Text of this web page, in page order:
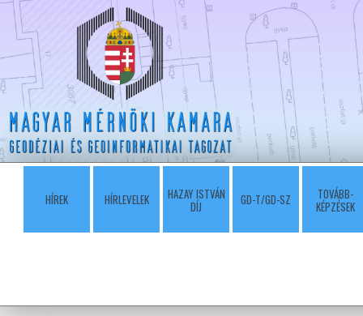
HÍREK HÍRLEVELEK
HAZAY ISTVÁN
DÍJ
GD-T/GD-SZ
TOVÁBB-
KÉPZÉSEK